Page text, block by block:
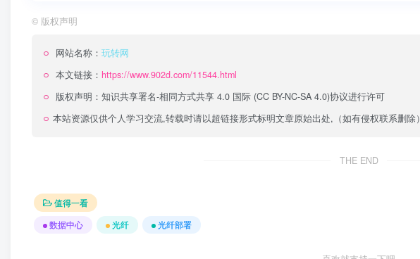
© 版权声明
网站名称： 玩转网
本文链接： https://www.902d.com/11544.html
版权声明： 知识共享署名-相同方式共享 4.0 国际 (CC BY-NC-SA 4.0)协议进行许可
本站资源仅供个人学习交流,转载时请以超链接形式标明文章原始出处,（如有侵权联系删除）
THE END
值得一看
数据中心
光纤 光纤部署